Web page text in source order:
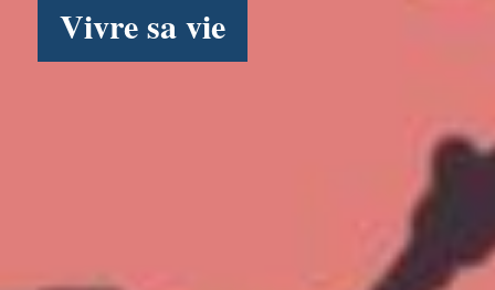
Vivre sa vie